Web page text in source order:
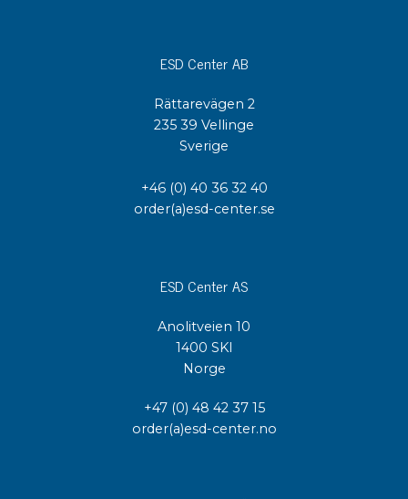
ESD Center AB
Rättarevägen 2
235 39 Vellinge
Sverige
+46 (0) 40 36 32 40
order(a)esd-center.se
ESD Center AS
Anolitveien 10
1400 SKI
Norge
+47 (0) 48 42 37 15
order(a)esd-center.no